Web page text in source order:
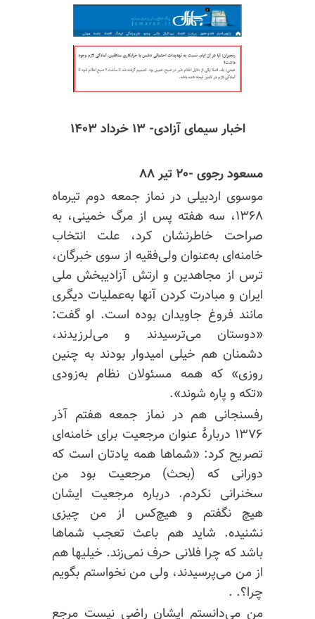
اخبار سیمای آزادی- ۱۳ خرداد ۱۴۰۳
مسعود رجوی -۲۰ تیر ۸۸
موسوی اردبیلی در نماز جمعه دوم تیرماه
۱۳۶۸، سه هفته پس از مرگ خمینی، به
صراحت خاطرنشان کرد، علت انتخاب
خامنه‌ای به‌عنوان ولی‌فقیه از سوی خبرگان،
ترس از مجاهدین و ارتش آزادیبخش ملی
ایران و مبادرت کردن آنها به‌عملیات دیگری
مانند فروغ جاویدان بوده است. او گفت:
«دوستان می‌ترسیدند و می‌لرزیدند،
دشمنان هم خیلی امیدوار بودند به چنین
روزی» که همه مسئولان نظام به‌زودی
«تکه و پاره شوند».
رفسنجانی هم در نماز جمعه هفتم آذر
۱۳۷۶ دربارهٔ عنوان مرجعیت برای خامنه‌ای
تصریح کرد: «شماها همه یادتان است که
دورانی که (بحث) مرجعیت بود من
سخنرانی نکردم. درباره مرجعیت ایشان
هیچ نگفتم و هیچ‌کس از من چیزی
نشنیده. شاید هم باعث تعجب شماها
باشد که چرا فلانی حرف نمی‌زند. خیلیها هم
از من می‌پرسیدند، ولی من نخواستم بگویم
چرا؟. .
من می‌دانستم ایشان راضی نیست مرجع